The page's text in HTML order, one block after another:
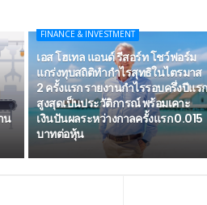
น
FINANCE & INVESTMENT
เอส โฮเทล แอนด์ รีสอร์ท โชว์ฟอร์ม
แกร่งทุบสถิติทำกำไรสุทธิในไตรมาส
2 ครั้งแรก รายงานกำไรรอบครึ่งปีแรก
สูงสุดเป็นประวัติการณ์ พร้อมเคาะ
เงินปันผลระหว่างกาลครั้งแรก 0.015
บาทต่อหุ้น